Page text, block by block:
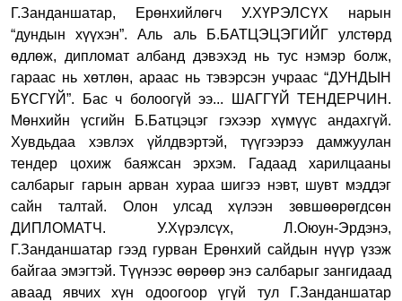
Г.Занданшатар, Ерөнхийлөгч У.ХҮРЭЛСҮХ нарын
“дундын хүүхэн”. Аль аль Б.БАТЦЭЦЭГИЙГ улстөрд
өдлөж, дипломат албанд дэвэхэд нь тус нэмэр болж,
гараас нь хөтлөн, араас нь тэвэрсэн учраас “ДУНДЫН
БҮСГҮЙ”. Бас ч болоогүй ээ... ШАГГҮЙ ТЕНДЕРЧИН.
Мөнхийн үсгийн Б.Батцэцэг гэхээр хүмүүс андахгүй.
Хувдьдаа хэвлэх үйлдвэртэй, түүгээрээ дамжуулан
тендер цохиж баяжсан эрхэм. Гадаад харилцааны
салбарыг гарын арван хураа шигээ нэвт, шувт мэддэг
сайн талтай. Олон улсад хүлээн зөвшөөрөгдсөн
ДИПЛОМАТЧ. У.Хүрэлсүх, Л.Оюун-Эрдэнэ,
Г.Занданшатар гээд гурван Ерөнхий сайдын нүүр үзэж
байгаа эмэгтэй. Түүнээс өөрөөр энэ салбарыг зангидаад
аваад явчих хүн одоогоор үгүй тул Г.Занданшатар